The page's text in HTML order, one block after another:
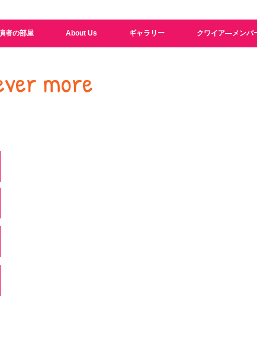
者の部屋 About Us ギャラリー クワイア―メンバ
more